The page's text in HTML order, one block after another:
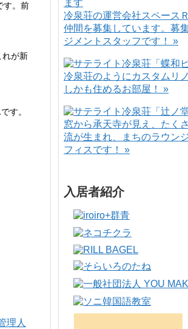
す。前
れが新
す。
理人
冷泉荘の運営会社スペース
仲間を募集しています。募
ジメントスタッフです！ »
冷泉荘のようにカスタムリ
しかも住めるお部屋！ »
窓から承天寺が見え、たく
流が生まれ、まちのラウン
フィスです！ »
入居者紹介